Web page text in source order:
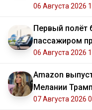
06 Августа 2026
Первый полёт
пассажиром
06 Августа 2026
Amazon
Мелании Трамп
07 Августа 2026